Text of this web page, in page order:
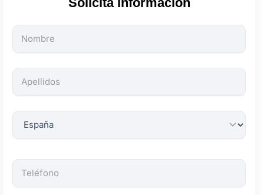
Todos
los
son
obligatorios.